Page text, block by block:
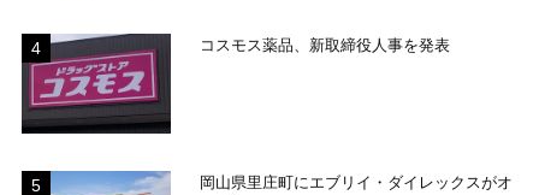
コスモス薬品、新取締役人事を発表
岡山県里庄町にエブリイ・ダイレックスがオ